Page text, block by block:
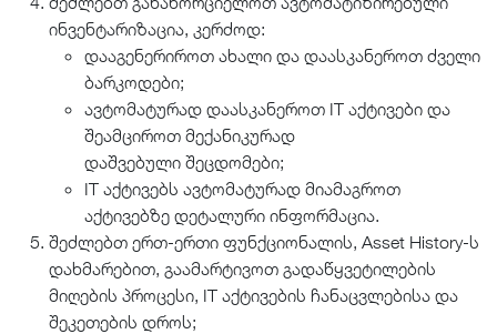
ინვენტარიზაცია, კერძოდ:
დააგენერიროთ ახალი და დაასკანეროთ ძველი
ბარკოდები;
ავტომატურად დაასკანეროთ IT აქტივები და
შეამციროთ მექანიკურად
დაშვებული შეცდომები;
IT აქტივებს ავტომატურად მიამაგროთ
აქტივებზე დეტალური ინფორმაცია.
შეძლებთ ერთ-ერთი ფუნქციონალის, Asset History-ს
დახმარებით, გაამარტივოთ გადაწყვეტილების
მიღების პროცესი, IT აქტივების ჩანაცვლებისა და
შეკეთების დროს;